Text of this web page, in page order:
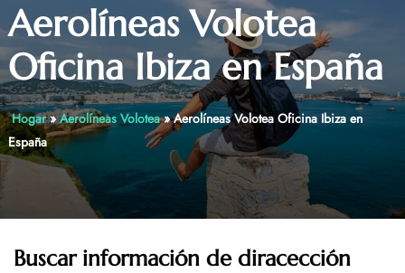
Aerolíneas Volotea
Oficina Ibiza en España
Hogar»Aerolíneas Volotea»Aerolíneas Volotea Oficina Ibiza en
España
Buscar información de diracección